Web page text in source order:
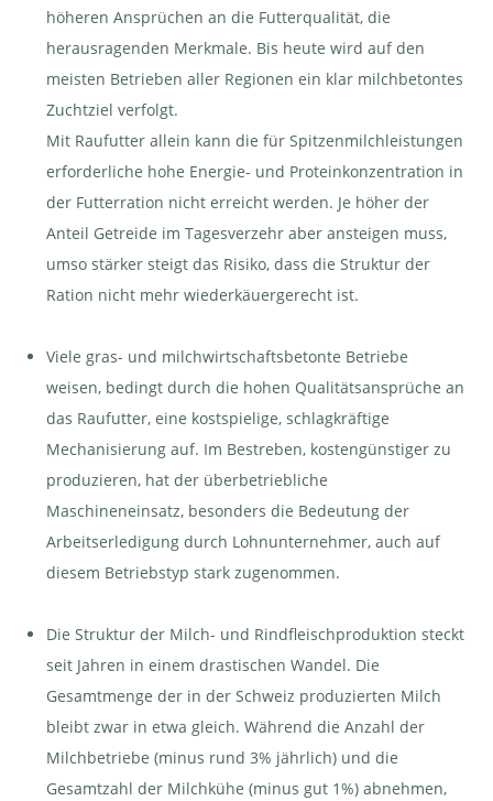
höheren Ansprüchen an die Futterqualität, die
herausragenden Merkmale. Bis heute wird auf den
meisten Betrieben aller Regionen ein klar milchbetontes
Zuchtziel verfolgt.
Mit Raufutter allein kann die für Spitzenmilchleistungen
erforderliche hohe Energie- und Proteinkonzentration in
der Futterration nicht erreicht werden. Je höher der
Anteil Getreide im Tagesverzehr aber ansteigen muss,
umso stärker steigt das Risiko, dass die Struktur der
Ration nicht mehr wiederkäuergerecht ist.
Viele gras- und milchwirtschaftsbetonte Betriebe
weisen, bedingt durch die hohen Qualitätsansprüche an
das Raufutter, eine kostspielige, schlagkräftige
Mechanisierung auf. Im Bestreben, kostengünstiger zu
produzieren, hat der überbetriebliche
Maschineneinsatz, besonders die Bedeutung der
Arbeitserledigung durch Lohnunternehmer, auch auf
diesem Betriebstyp stark zugenommen.
Die Struktur der Milch- und Rindfleischproduktion steckt
seit Jahren in einem drastischen Wandel. Die
Gesamtmenge der in der Schweiz produzierten Milch
bleibt zwar in etwa gleich. Während die Anzahl der
Milchbetriebe (minus rund 3% jährlich) und die
Gesamtzahl der Milchkühe (minus gut 1%) abnehmen,